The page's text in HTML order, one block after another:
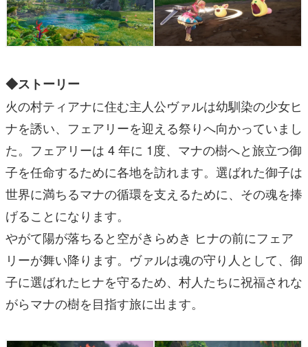
◆ストーリー
火の村ティアナに住む主人公ヴァルは幼馴染の少女ヒ
ナを誘い、フェアリーを迎える祭りへ向かっていまし
た。フェアリーは 4 年に 1度、マナの樹へと旅立つ御
子を任命するために各地を訪れます。選ばれた御子は
世界に満ちるマナの循環を支えるために、その魂を捧
げることになります。
やがて陽が落ちると空がきらめき ヒナの前にフェア
リーが舞い降ります。ヴァルは魂の守り人として、御
子に選ばれたヒナを守るため、村人たちに祝福されな
がらマナの樹を目指す旅に出ます。